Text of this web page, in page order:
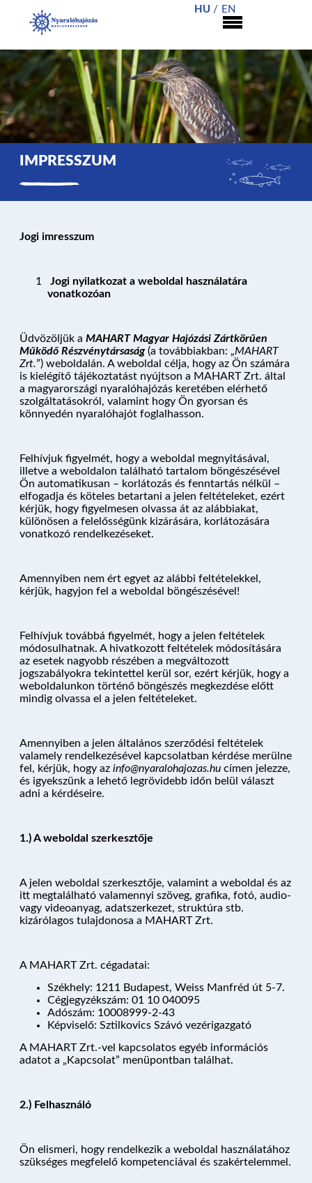
HU EN
IMPRESSZUM
Jogi imresszum
Jogi nyilatkozat a weboldal használatára
vonatkozóan
Üdvözöljük a MAHART Magyar Hajózási Zártkörűen
Működő Részvénytársaság(a továbbiakban: „MAHART
Zrt.”) weboldalán. A weboldal célja, hogy az Ön számára
is kielégítő tájékoztatást nyújtson a MAHART Zrt. által
a magyarországi nyaralóhajózás keretében elérhető
szolgáltatásokról, valamint hogy Ön gyorsan és
könnyedén nyaralóhajót foglalhasson.
Felhívjuk figyelmét, hogy a weboldal megnyitásával,
illetve a weboldalon található tartalom böngészésével
Ön automatikusan – korlátozás és fenntartás nélkül –
elfogadja és köteles betartani a jelen feltételeket, ezért
kérjük, hogy figyelmesen olvassa át az alábbiakat,
különösen a felelősségünk kizárására, korlátozására
vonatkozó rendelkezéseket.
Amennyiben nem ért egyet az alábbi feltételekkel,
kérjük, hagyjon fel a weboldal böngészésével!
Felhívjuk továbbá figyelmét, hogy a jelen feltételek
módosulhatnak. A hivatkozott feltételek módosítására
az esetek nagyobb részében a megváltozott
jogszabályokra tekintettel kerül sor, ezért kérjük, hogy a
weboldalunkon történő böngészés megkezdése előtt
mindig olvassa el a jelen feltételeket.
Amennyiben a jelen általános szerződési feltételek
valamely rendelkezésével kapcsolatban kérdése merülne
fel, kérjük, hogy az info@nyaralohajozas.hu címen jelezze,
és igyekszünk a lehető legrövidebb időn belül választ
adni a kérdéseire.
1.) A weboldal szerkesztője
A jelen weboldal szerkesztője, valamint a weboldal és az
itt megtalálható valamennyi szöveg, grafika, fotó, audio-
vagy videoanyag, adatszerkezet, struktúra stb.
kizárólagos tulajdonosa a MAHART Zrt.
A MAHART Zrt. cégadatai:
Székhely: 1211 Budapest, Weiss Manfréd út 5-7.
Cégjegyzékszám: 01 10 040095
Adószám: 10008999-2-43
Képviselő: Sztilkovics Szávó vezérigazgató
A MAHART Zrt.-vel kapcsolatos egyéb információs
adatot a „Kapcsolat” menüpontban találhat.
2.) Felhasználó
Ön elismeri, hogy rendelkezik a weboldal használatához
szükséges megfelelő kompetenciával és szakértelemmel.